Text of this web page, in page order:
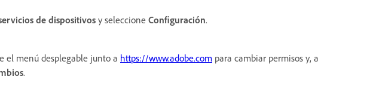
de dispositivos y seleccione Configuración.
el menú desplegable junto a https://www.adobe.com para cambiar permisos y, a
.